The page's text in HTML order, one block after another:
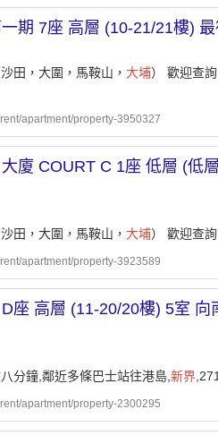
期 7座 高層 (10-21/21樓)
田，大圍，馬鞍山， 大埔） 歡迎查
apartment/property-3950327
廈 COURT C 1座 低層 (低
田，大圍，馬鞍山， 大埔） 歡迎查
apartment/property-3923589
座 高層 (11-20/20樓) 5室
分鐘,鄰近多條巴士站往港島,新界
apartment/property-2300295